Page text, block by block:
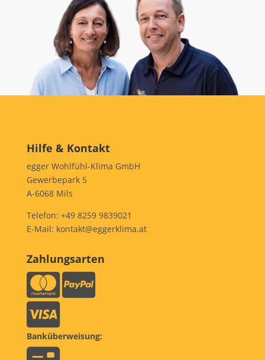
Hilfe & Kontakt
egger Wohlfühl-Klima GmbH
Gewerbepark 5
A-6068 Mils
Telefon: +49 8259 9839021
E-Mail: kontakt@eggerklima.at
Zahlungsarten
Banküberweisung: